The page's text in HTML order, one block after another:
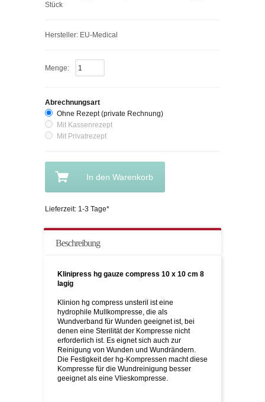
Stück
Hersteller: EU-Medical
Menge:
Abrechnungsart
Ohne Rezept (private Rechnung)
Mit Kassenrezept
Mit Privatrezept
In den Warenkorb
Lieferzeit: 1-3 Tage*
Beschreibung
Klinipress hg gauze compress 10 x 10 cm 8
lagig
Klinion hg compress unsteril ist eine
hydrophile Mullkompresse, die als
Wundverband für Wunden geeignet ist, bei
denen eine Sterilität der Kompresse nicht
erforderlich ist. Es eignet sich auch zur
Reinigung von Wunden und Wundrändern.
Die Festigkeit der hg-Kompressen macht diese
Kompresse für die Wundreinigung besser
geeignet als eine Vlieskompresse.